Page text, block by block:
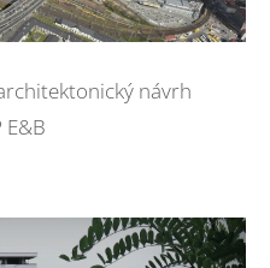
návrh
E&B